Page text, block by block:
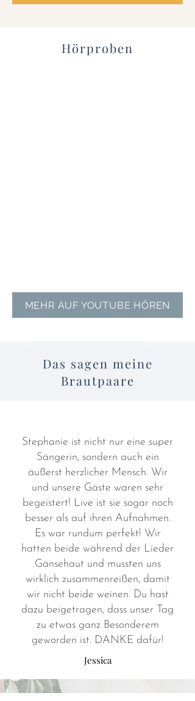
Hörproben
MEHR AUF YOUTUBE HÖREN
Das sagen meine
Brautpaare
Stephanie ist nicht nur eine super
Sängerin, sondern auch ein
äußerst herzlicher Mensch. Wir
und unsere Gäste waren sehr
begeistert! Live ist sie sogar noch
besser als auf ihren Aufnahmen.
Es war rundum perfekt! Wir
hatten beide während der Lieder
Gänsehaut und mussten uns
wirklich zusammenreißen, damit
wir nicht beide weinen. Du hast
dazu beigetragen, dass unser Tag
zu etwas ganz Besonderem
geworden ist. DANKE dafür!
Jessica